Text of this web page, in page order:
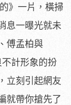
》一片，橫掃
息一曝光就未
傅孟柏與
計形象的扮
立刻引起網友
就帶你搶先了